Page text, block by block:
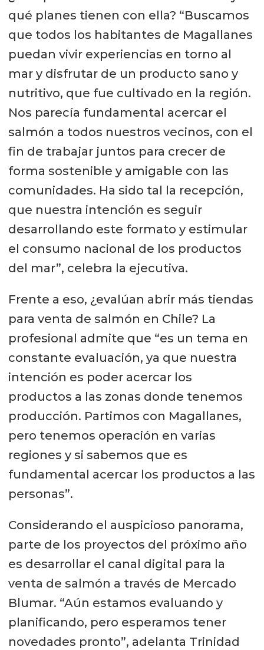
qué planes tienen con ella? “Buscamos
que todos los habitantes de Magallanes
puedan vivir experiencias en torno al
mar y disfrutar de un producto sano y
nutritivo, que fue cultivado en la región.
Nos parecía fundamental acercar el
salmón a todos nuestros vecinos, con el
fin de trabajar juntos para crecer de
forma sostenible y amigable con las
comunidades. Ha sido tal la recepción,
que nuestra intención es seguir
desarrollando este formato y estimular
el consumo nacional de los productos
del mar”, celebra la ejecutiva.
Frente a eso, ¿evalúan abrir más tiendas
para venta de salmón en Chile? La
profesional admite que “es un tema en
constante evaluación, ya que nuestra
intención es poder acercar los
productos a las zonas donde tenemos
producción. Partimos con Magallanes,
pero tenemos operación en varias
regiones y si sabemos que es
fundamental acercar los productos a las
personas”.
Considerando el auspicioso panorama,
parte de los proyectos del próximo año
es desarrollar el canal digital para la
venta de salmón a través de Mercado
Blumar. “Aún estamos evaluando y
planificando, pero esperamos tener
novedades pronto”, adelanta Trinidad